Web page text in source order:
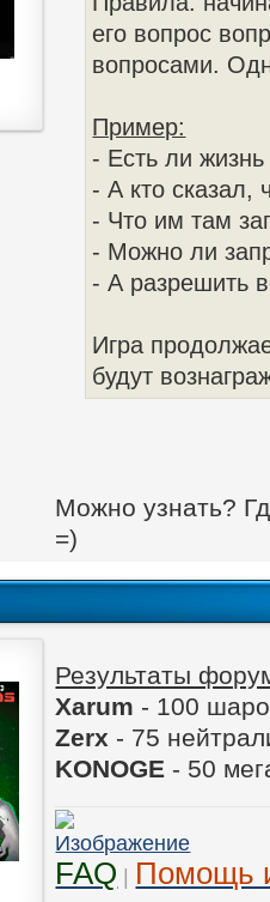
его вопрос
вопросами.
Пример:
- Есть ли
- А кто сказал,
- Что им там
- Можно ли
- А разрешить
Игра
будут
Можно узнать?
=)
Результаты
Xarum - 100
Zerx - 75
KONOGE - 50
FAQ | Помощь